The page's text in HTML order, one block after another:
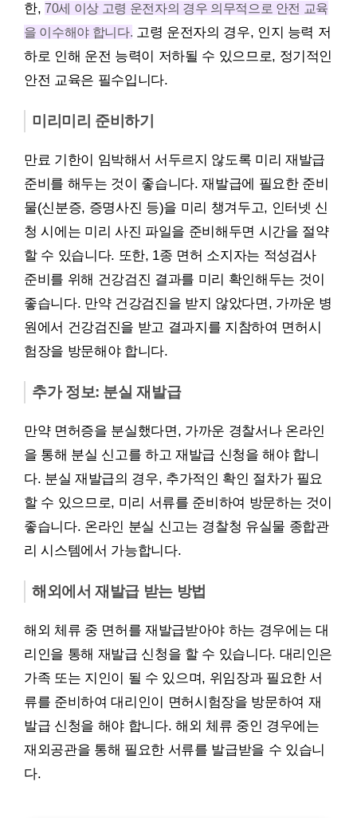
한, 70세 이상 고령 운전자의 경우 의무적으로 안전 교육
을 이수해야 합니다. 고령 운전자의 경우, 인지 능력 저
하로 인해 운전 능력이 저하될 수 있으므로, 정기적인
안전 교육은 필수입니다.
미리미리 준비하기
만료 기한이 임박해서 서두르지 않도록 미리 재발급
준비를 해두는 것이 좋습니다. 재발급에 필요한 준비
물(신분증, 증명사진 등)을 미리 챙겨두고, 인터넷 신
청 시에는 미리 사진 파일을 준비해두면 시간을 절약
할 수 있습니다. 또한, 1종 면허 소지자는 적성검사
준비를 위해 건강검진 결과를 미리 확인해두는 것이
좋습니다. 만약 건강검진을 받지 않았다면, 가까운 병
원에서 건강검진을 받고 결과지를 지참하여 면허시
험장을 방문해야 합니다.
추가 정보: 분실 재발급
만약 면허증을 분실했다면, 가까운 경찰서나 온라인
을 통해 분실 신고를 하고 재발급 신청을 해야 합니
다. 분실 재발급의 경우, 추가적인 확인 절차가 필요
할 수 있으므로, 미리 서류를 준비하여 방문하는 것이
좋습니다. 온라인 분실 신고는 경찰청 유실물 종합관
리 시스템에서 가능합니다.
해외에서 재발급 받는 방법
해외 체류 중 면허를 재발급받아야 하는 경우에는 대
리인을 통해 재발급 신청을 할 수 있습니다. 대리인은
가족 또는 지인이 될 수 있으며, 위임장과 필요한 서
류를 준비하여 대리인이 면허시험장을 방문하여 재
발급 신청을 해야 합니다. 해외 체류 중인 경우에는
재외공관을 통해 필요한 서류를 발급받을 수 있습니
다.